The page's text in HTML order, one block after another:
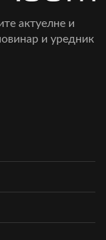
актуелне и
и уредник